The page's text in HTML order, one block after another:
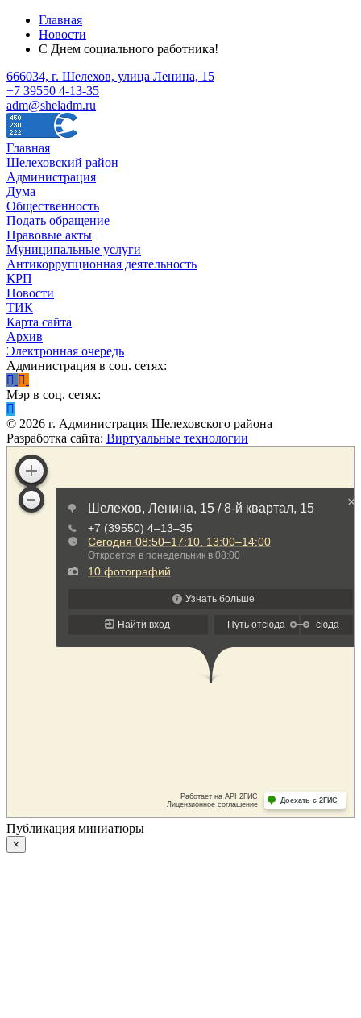
Главная
Новости
С Днем социального работника!
666034, г. Шелехов, улица Ленина, 15
+7 39550 4-13-35
adm@sheladm.ru
Главная
Шелеховский район
Администрация
Дума
Общественность
Подать обращение
Правовые акты
Муниципальные услуги
Антикоррупционная деятельность
КРП
Новости
ТИК
Карта сайта
Архив
Электронная очередь
Администрация в соц. сетях:
Мэр в соц. сетях:
© 2026 г. Администрация Шелеховского района
Разработка сайта: Виртуальные технологии
Публикация миниатюры
×